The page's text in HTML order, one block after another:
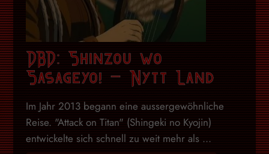
DBD: Shinzou wo
Sasageyo! – Nytt Land
Im Jahr 2013 begann eine aussergewöhnliche
Reise. "Attack on Titan" (Shingeki no Kyojin)
entwickelte sich schnell zu weit mehr als ...